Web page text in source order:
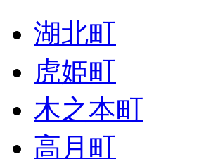
湖北町
虎姫町
木之本町
高月町